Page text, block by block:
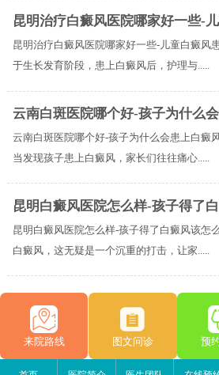
昆明治疗白癜风医院哪家好一些-
昆明治疗白癜风医院哪家好一些-儿童白癜风
于生长发育阶段，患上白癜风后，护理与.....
云南白斑医院哪个好-孩子为什么
云南白斑医院哪个好-孩子为什么会患上白癜
当发现孩子患上白癜风，家长们往往痛心.....
昆明白癜风医院怎么样-孩子得了
昆明白癜风医院怎么样-孩子得了白癜风该怎
白癜风，这无疑是一个沉重的打击，让家.....
来院路线 图文问诊 预